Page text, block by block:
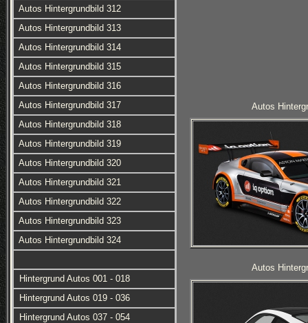
Autos Hintergrundbild 312
Autos Hintergrundbild 313
Autos Hintergrundbild 314
Autos Hintergrundbild 315
Autos Hintergrundbild 316
Autos Hintergrundbild 317
Autos Hintergrundbild 318
Autos Hintergrundbild 319
Autos Hintergrundbild 320
Autos Hintergrundbild 321
Autos Hintergrundbild 322
Autos Hintergrundbild 323
Autos Hintergrundbild 324
Hintergrund Autos 001 - 018
Hintergrund Autos 019 - 036
Hintergrund Autos 037 - 054
Autos
Autos